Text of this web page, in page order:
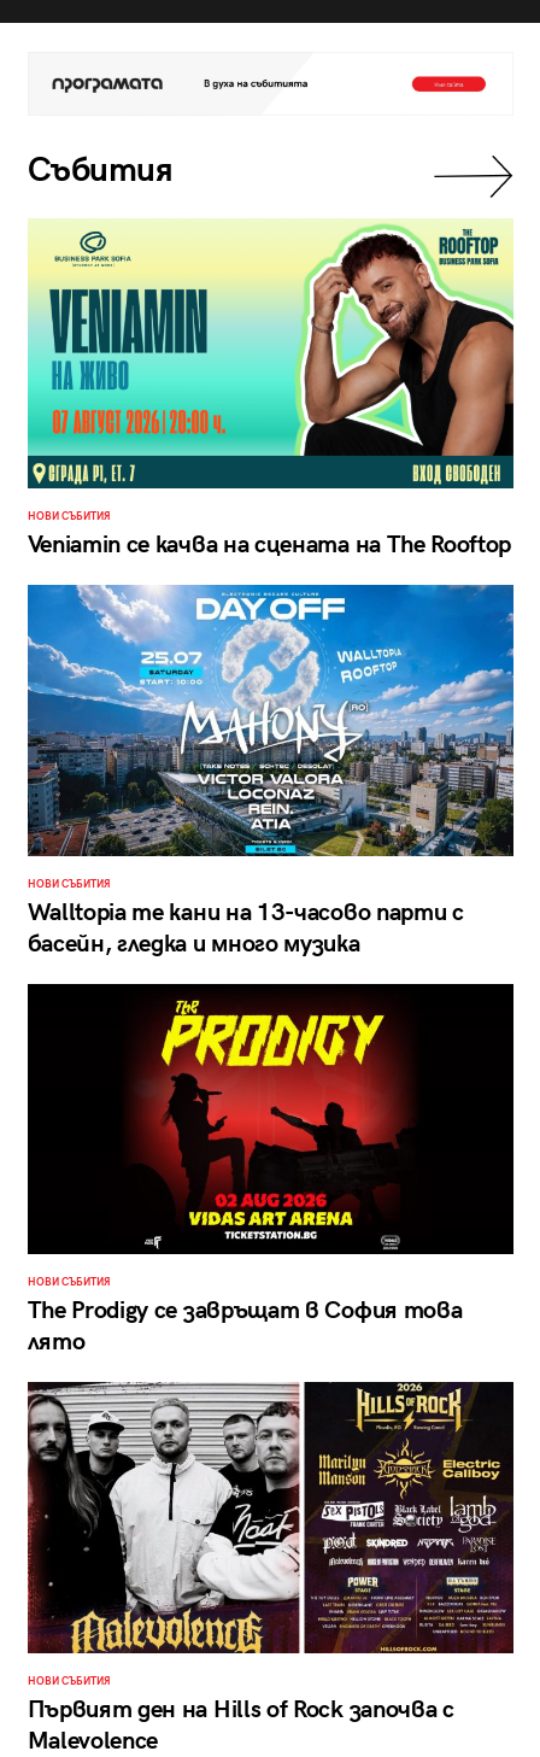
Събития
НОВИ СЪБИТИЯ
Veniamin се качва на сцената на The Rooftop
НОВИ СЪБИТИЯ
Walltopia те кани на 13-часово парти с
басейн, гледка и много музика
НОВИ СЪБИТИЯ
The Prodigy се завръщат в София това
лято
НОВИ СЪБИТИЯ
Първият ден на Hills of Rock започва с
Malevolence